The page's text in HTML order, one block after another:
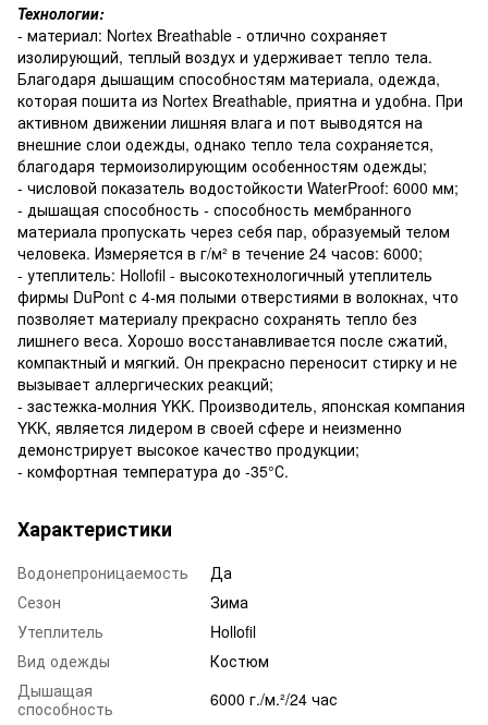
Технологии:
- материал: Nortex Breathable - отлично сохраняет
изолирующий, теплый воздух и удерживает тепло тела.
Благодаря дышащим способностям материала, одежда,
которая пошита из Nortex Breathable, приятна и удобна. При
активном движении лишняя влага и пот выводятся на
внешние слои одежды, однако тепло тела сохраняется,
благодаря термоизолирующим особенностям одежды;
- числовой показатель водостойкости WaterProof: 6000 мм;
- дышащая способность - способность мембранного
материала пропускать через себя пар, образуемый телом
человека. Измеряется в г/м² в течение 24 часов: 6000;
- утеплитель: Hollofil - высокотехнологичный утеплитель
фирмы DuPont с 4-мя полыми отверстиями в волокнах, что
позволяет материалу прекрасно сохранять тепло без
лишнего веса. Хорошо восстанавливается после сжатий,
компактный и мягкий. Он прекрасно переносит стирку и не
вызывает аллергических реакций;
- застежка-молния YKK. Производитель, японская компания
YKK, является лидером в своей сфере и неизменно
демонстрирует высокое качество продукции;
- комфортная температура до -35°С.
Характеристики
Водонепроницаемость
Да
Сезон
Зима
Утеплитель
Hollofil
Вид одежды
Костюм
Дышащая
способность
6000 г./м.²/24 час